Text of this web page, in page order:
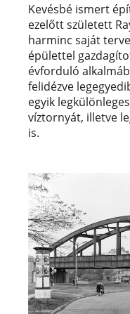
Kevésbé ismert
ezelőtt született
harminc saját
épülettel
évforduló
felidézve
egyik
víztornyát, illetve
is.